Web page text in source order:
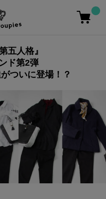
五人格』
ド第2弾
ついに登場！？